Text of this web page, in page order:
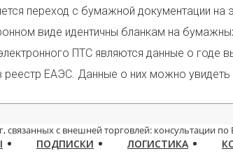
переход с бумажной документации
виде идентичны бланкам на
ПТС являются данные о годе
реестр ЕАЭС. Данные о них можно
связанных с внешней торговлей: консультации
ПОДПИСКИ ЛОГИСТИКА